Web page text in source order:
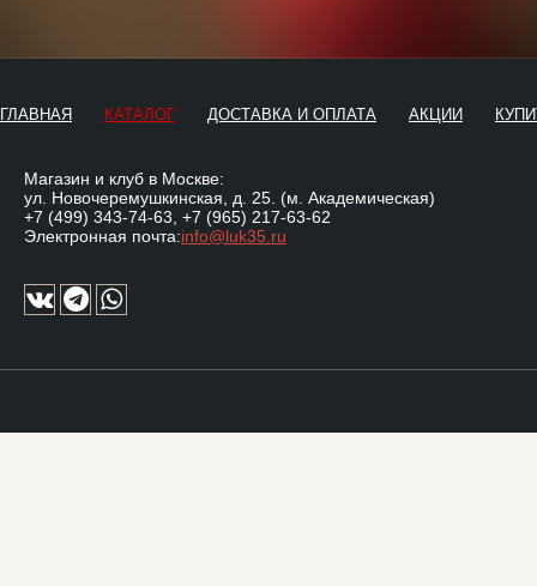
ГЛАВНАЯ КАТАЛОГ ДОСТАВКА И ОПЛАТА АКЦИИ
Магазин и клуб в Москве:
ул. Новочеремушкинская, д. 25. (м. Академическая)
+7 (499) 343-74-63 +7 (965) 217-63-62
Электронная почта:info@luk35.ru